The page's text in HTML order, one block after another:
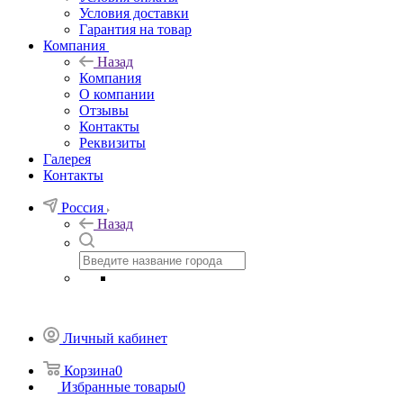
Условия доставки
Гарантия на товар
Компания
Назад
Компания
О компании
Отзывы
Контакты
Реквизиты
Галерея
Контакты
Россия
Назад
Личный кабинет
Корзина0
Избранные товары0